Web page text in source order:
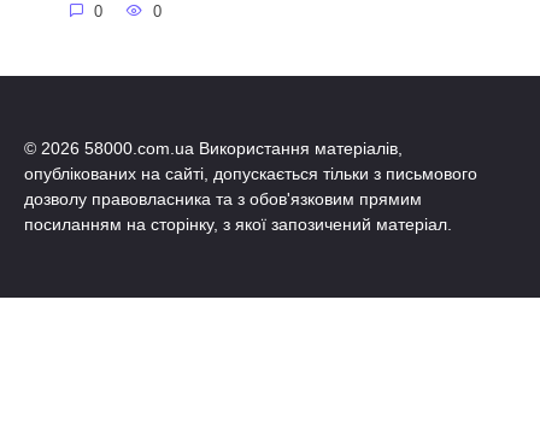
0 0
© 2026 58000.com.ua Використання матеріалів,
опублікованих на сайті, допускається тільки з письмового
дозволу правовласника та з обов'язковим прямим
посиланням на сторінку, з якої запозичений матеріал.